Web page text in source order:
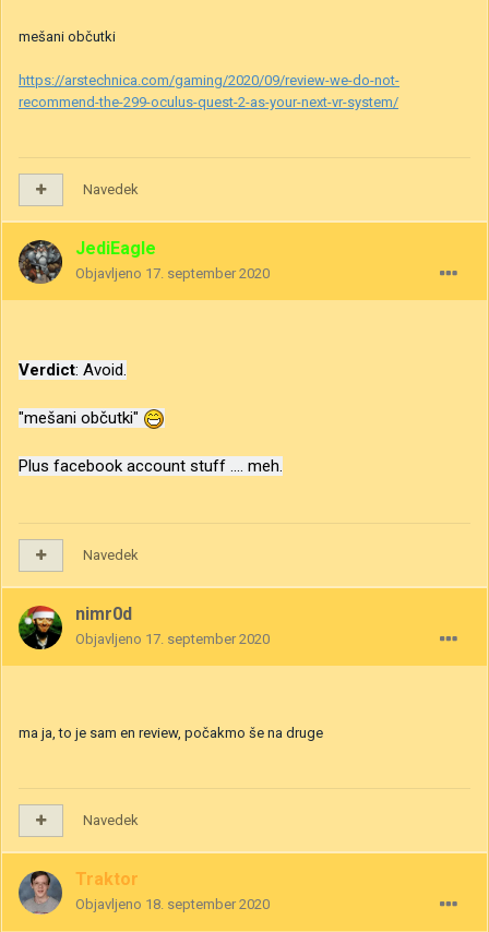
mešani občutki
https://arstechnica.com/gaming/2020/09/review-we-do-not-
recommend-the-299-oculus-quest-2-as-your-next-vr-system/
Navedek
JediEagle
Objavljeno 17. september 2020
Verdict: Avoid.
"mešani občutki"
Plus facebook account stuff .... meh.
Navedek
nimr0d
Objavljeno 17. september 2020
ma ja, to je sam en review, počakmo še na druge
Navedek
Traktor
Objavljeno 18. september 2020